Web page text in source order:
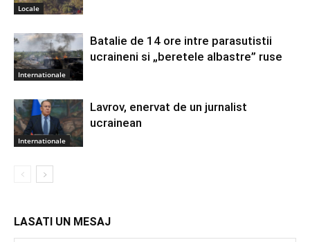
Locale
Internationale
Batalie de 14 ore intre parasutistii
ucraineni si „beretele albastre” ruse
Internationale
Lavrov, enervat de un jurnalist
ucrainean
LASATI UN MESAJ